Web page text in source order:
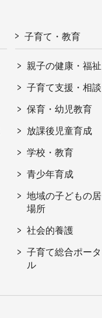
子育て・教育
親子の健康・福祉
子育て支援・相談
保育・幼児教育
放課後児童育成
学校・教育
青少年育成
地域の子どもの居
場所
社会的養護
子育て総合ポータ
ル